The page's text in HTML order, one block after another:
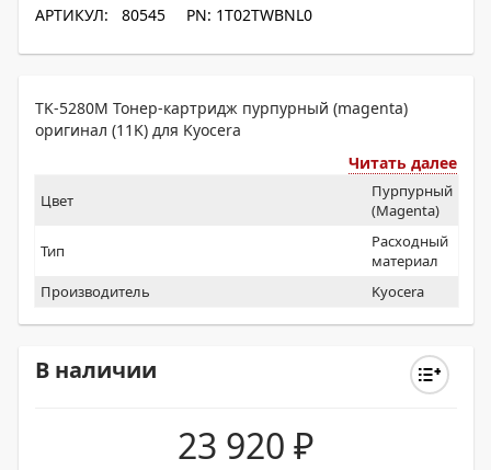
АРТИКУЛ: 80545 PN: 1T02TWBNL0
TK-5280M Тонер-картридж пурпурный (magenta)
оригинал (11K) для Kyocera
Читать далее
Цвет
Пурпурный
(Magenta)
Тип
Расходный
материал
Производитель
Kyocera
В наличии
23 920 ₽